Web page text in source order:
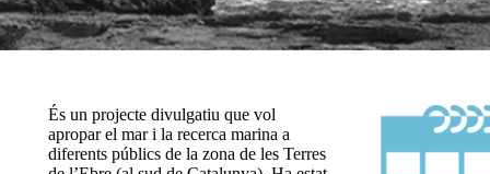
És un projecte divulgatiu que vol
apropar el mar i la recerca marina a
diferents públics de la zona de les Terres